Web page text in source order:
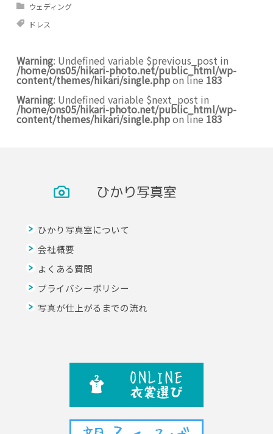
ウェディング
ドレス
Warning: Undefined variable $previous_post in
/home/ons05/hikari-photo.net/public_html/wp-
content/themes/hikari/single.phpon line 183
Warning: Undefined variable $next_post in
/home/ons05/hikari-photo.net/public_html/wp-
content/themes/hikari/single.phpon line 183
ひかり写真室
ひかり写真室について
会社概要
よくある質問
プライバシーポリシー
写真が仕上がるまでの流れ